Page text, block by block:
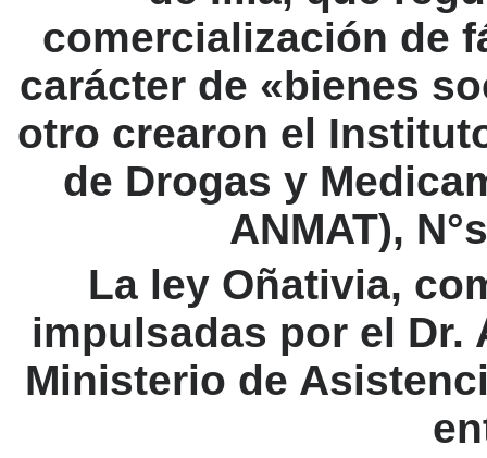
comercialización de
carácter de «bienes
otro crearon el
de Drogas y
ANMAT),
La ley Oñativia,
impulsadas por el Dr.
Ministerio de